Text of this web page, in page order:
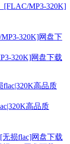
[FLAC/MP3-320K]
320K]网盘下载
高品质